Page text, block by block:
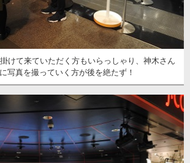
けて来ていただく方もいらっしゃり、神木さん
写真を撮っていく方が後を絶たず！